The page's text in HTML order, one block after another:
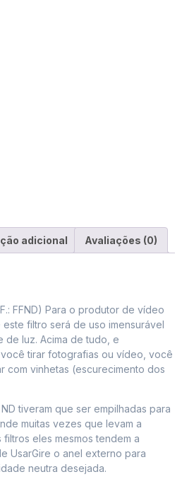
adicional Avaliações (0)
FFND) Para o produtor de vídeo
filtro será de uso imensurável
de luz. Acima de tudo, e
tirar fotografias ou vídeo, você
com vinhetas (escurecimento dos
tiveram que ser empilhadas para
muitas vezes que levam a
eles mesmos tendem a
UsarGire o anel externo para
neutra desejada.